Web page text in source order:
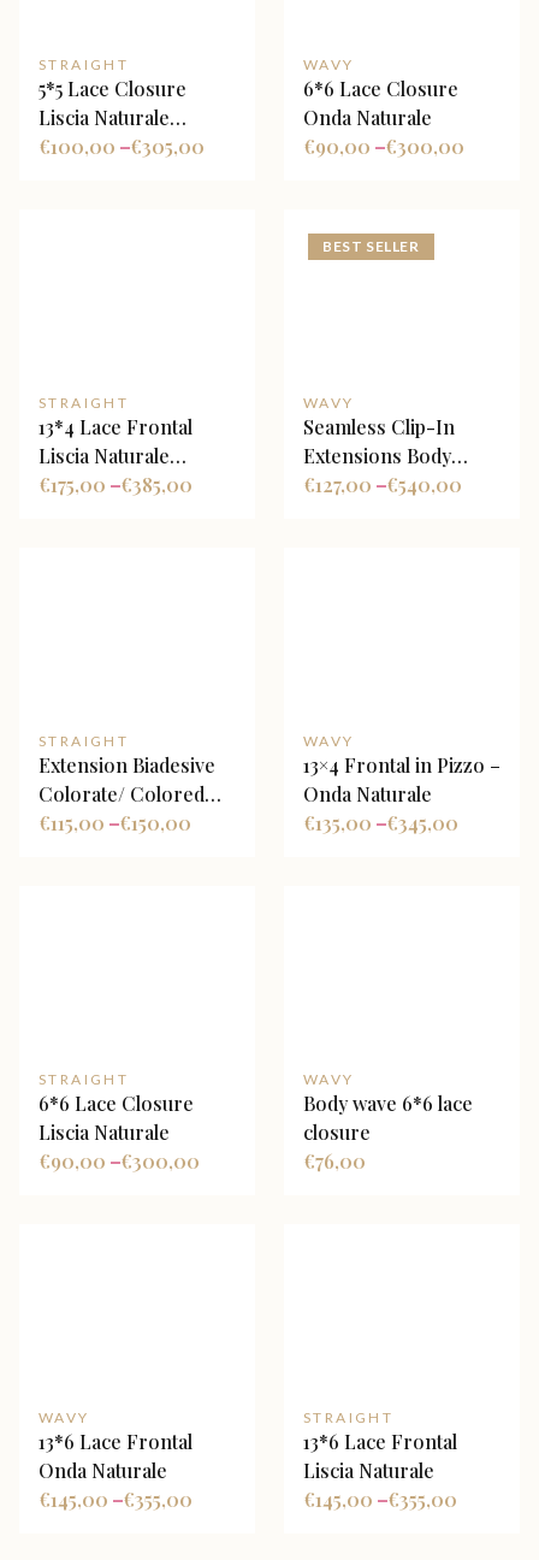
STRAIGHT
5*5 Lace Closure
Liscia Naturale
Biondo Platino
100,00
€ – 305,00
€
WAVY
6*6 Lace Closure
Onda Naturale
90,00
€ – 300,00
€
STRAIGHT
13*4 Lace Frontal
Liscia Naturale
Biondo Platino
175,00
€ – 385,00
€
BEST SELLER
WAVY
Seamless Clip-In
Extensions Body
Wave Nero Naturale
127,00
€ – 540,00
€
STRAIGHT
Extension Biadesive
Colorate/ Colored
Tape Hair Extensions
115,00
€ – 150,00
€
WAVY
13×4 Frontal in Pizzo –
Onda Naturale
135,00
€ – 345,00
€
STRAIGHT
6*6 Lace Closure
Liscia Naturale
90,00
€ – 300,00
€
WAVY
Body wave 6*6 lace
closure
76,00
€
WAVY
13*6 Lace Frontal
Onda Naturale
145,00
€ – 355,00
€
STRAIGHT
13*6 Lace Frontal
Liscia Naturale
145,00
€ – 355,00
€